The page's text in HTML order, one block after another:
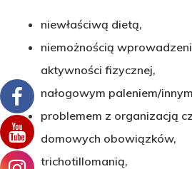
niewłaściwą dietą,
niemożnością
aktywności fizycznej,
nałogowym paleniem/
problemem z organizacją
domowych obowiązków,
trichotillomanią,